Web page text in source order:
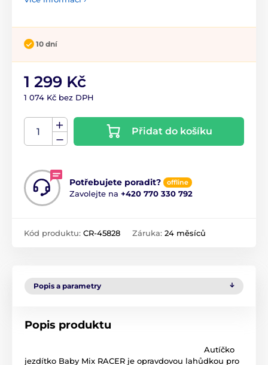
10 dní
1 299 Kč
1 074 Kč bez DPH
Přidat do košíku
Potřebujete poradit? offline
Zavolejte na +420 770 330 792
Kód produktu: CR-45828 Záruka: 24 měsíců
Popis a parametry
Popis produktu
Autíčko
jezdítko Baby Mix RACER je opravdovou lahůdkou pro